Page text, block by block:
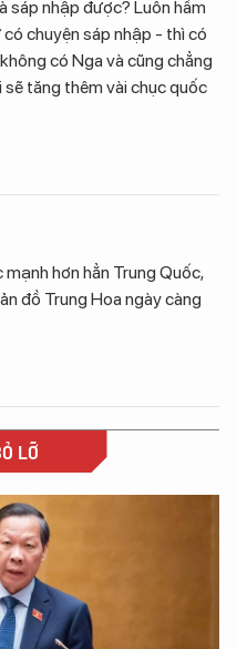
sáp nhập được? Luôn hầm
có chuyện sáp nhập - thì có
có Nga và cũng chẳng
sẽ tăng thêm vài chục quốc
hơn hẳn Trung Quốc,
đồ Trung Hoa ngày càng
LỠ